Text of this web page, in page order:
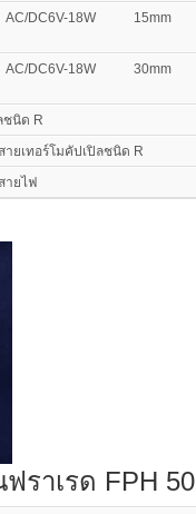
AC/DC6V-18W 15mm
AC/DC6V-18W 30mm
ชนิด R
ยเทอร์โมคัปเปิลชนิด R
ายไฟ
ราเรด FPH 50